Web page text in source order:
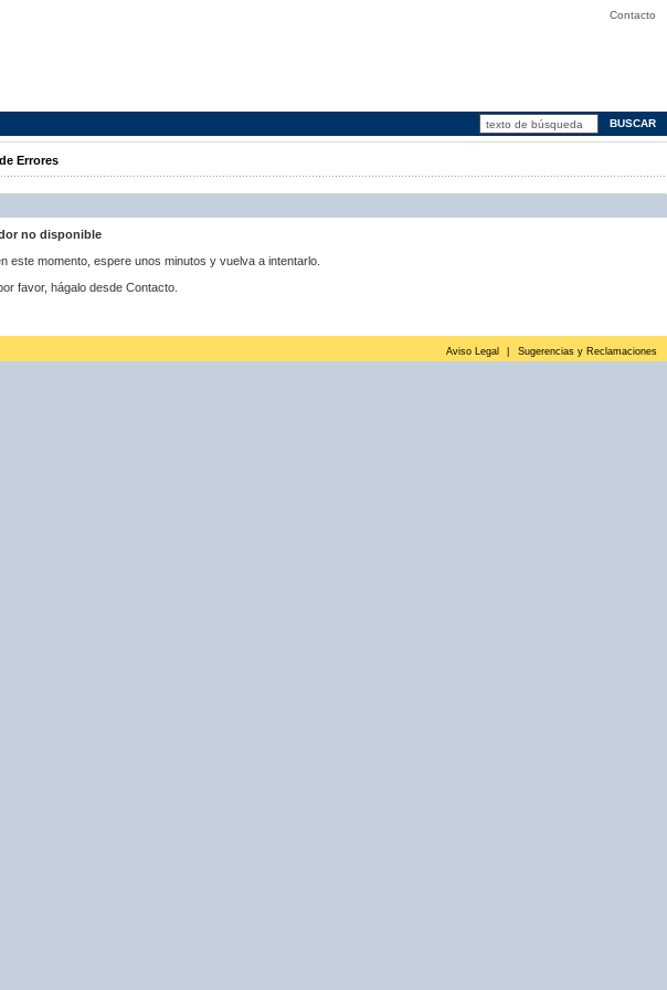
Contacto
Errores
no disponible
este momento, espere unos minutos y vuelva a intentarlo.
favor, hágalo desde Contacto.
Aviso Legal Sugerencias y Reclamaciones